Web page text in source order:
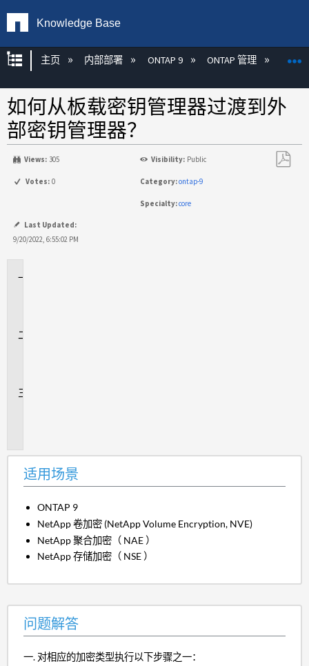
Knowledge Base
扩展/隐缩全局层次
主页 内部部署 ONTAP 9 ONTAP 管理 加密
如何从板载密钥管理器过渡到外
部密钥管理器？
Views: 305 Visibility: Public
Votes: 0 Category:ontap-9
Specialty:core
Last Updated:
9/20/2022, 6:55:02 PM
适用场景
ONTAP 9
NetApp 卷加密 (NetApp Volume Encryption, NVE)
NetApp 聚合加密（ NAE ）
NetApp 存储加密（ NSE ）
问题解答
对相应的加密类型执行以下步骤之一：